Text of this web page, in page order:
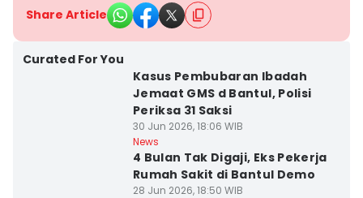
Share Article
Curated For You
Kasus Pembubaran Ibadah
Jemaat GMS d Bantul, Polisi
Periksa 31 Saksi
30 Jun 2026, 18:06 WIB
News
4 Bulan Tak Digaji, Eks Pekerja
Rumah Sakit di Bantul Demo
28 Jun 2026, 18:50 WIB